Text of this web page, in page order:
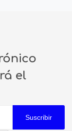
el
Suscribir